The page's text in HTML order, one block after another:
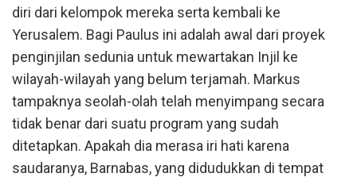
diri dari kelompok mereka serta kembali ke
Yerusalem. Bagi Paulus ini adalah awal dari proyek
penginjilan sedunia untuk mewartakan Injil ke
wilayah-wilayah yang belum terjamah. Markus
tampaknya seolah-olah telah menyimpang secara
tidak benar dari suatu program yang sudah
ditetapkan. Apakah dia merasa iri hati karena
saudaranya, Barnabas, yang didudukkan di tempat